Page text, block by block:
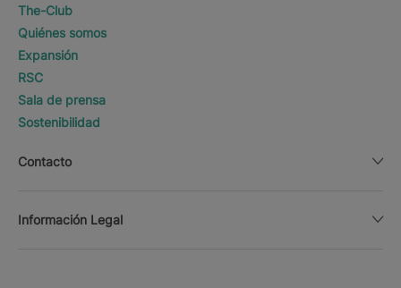
The-Club
Quiénes somos
Expansión
RSC
Sala de prensa
Sostenibilidad
Contacto
Información Legal